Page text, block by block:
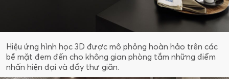
Hiệu ứng hình học 3D được mô phỏng hoàn hảo trên các
bề mặt đem đến cho không gian phòng tắm những điểm
nhấn hiện đại và đầy thư giãn.